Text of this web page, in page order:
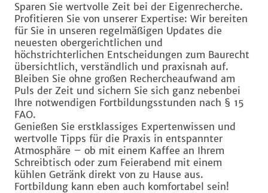
Sparen Sie wertvolle Zeit bei der Eigenrecherche.
Profitieren Sie von unserer Expertise: Wir bereiten
für Sie in unseren regelmäßigen Updates die
neuesten obergerichtlichen und
höchstrichterlichen Entscheidungen zum Baurecht
übersichtlich, verständlich und praxisnah auf.
Bleiben Sie ohne großen Rechercheaufwand am
Puls der Zeit und sichern Sie sich ganz nebenbei
Ihre notwendigen Fortbildungsstunden nach § 15
FAO.
Genießen Sie erstklassiges Expertenwissen und
wertvolle Tipps für die Praxis in entspannter
Atmosphäre – ob mit einem Kaffee an Ihrem
Schreibtisch oder zum Feierabend mit einem
kühlen Getränk direkt von zu Hause aus.
Fortbildung kann eben auch komfortabel sein!